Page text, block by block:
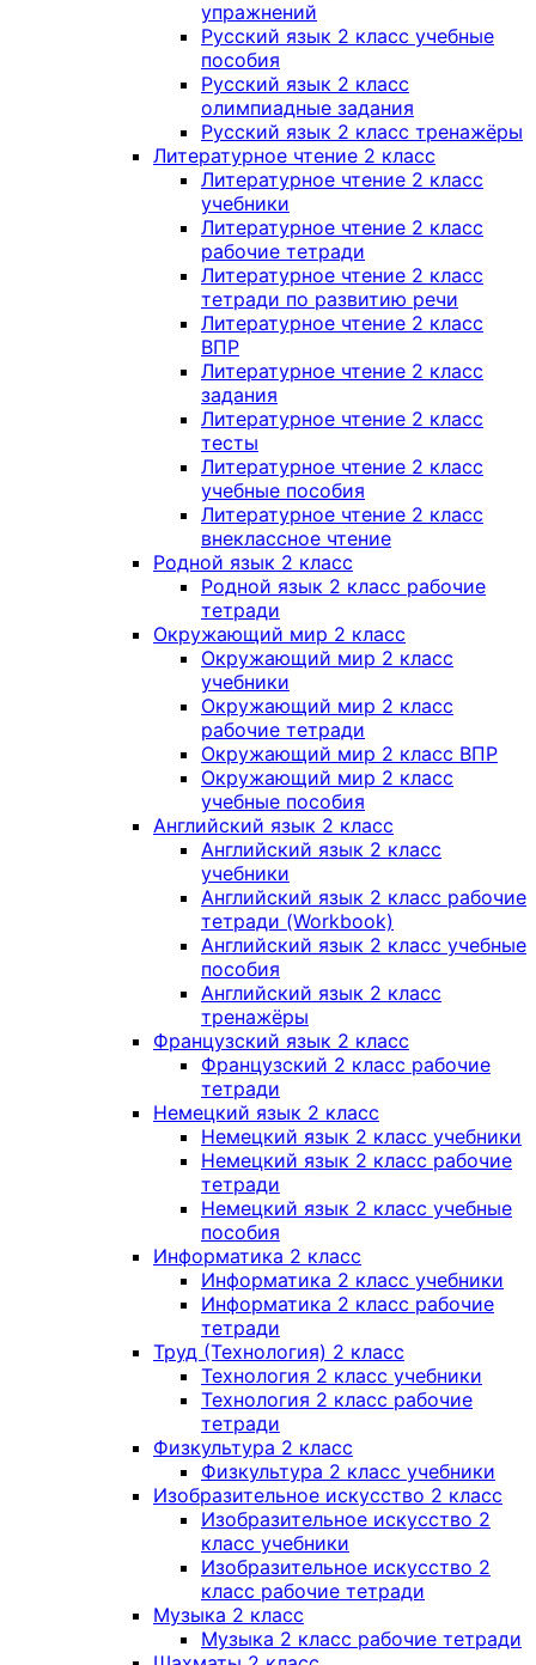
упражнений
Русский язык 2 класс учебные
пособия
Русский язык 2 класс
олимпиадные задания
Русский язык 2 класс тренажёры
Литературное чтение 2 класс
Литературное чтение 2 класс
учебники
Литературное чтение 2 класс
рабочие тетради
Литературное чтение 2 класс
тетради по развитию речи
Литературное чтение 2 класс
ВПР
Литературное чтение 2 класс
задания
Литературное чтение 2 класс
тесты
Литературное чтение 2 класс
учебные пособия
Литературное чтение 2 класс
внеклассное чтение
Родной язык 2 класс
Родной язык 2 класс рабочие
тетради
Окружающий мир 2 класс
Окружающий мир 2 класс
учебники
Окружающий мир 2 класс
рабочие тетради
Окружающий мир 2 класс ВПР
Окружающий мир 2 класс
учебные пособия
Английский язык 2 класс
Английский язык 2 класс
учебники
Английский язык 2 класс рабочие
тетради (Workbook)
Английский язык 2 класс учебные
пособия
Английский язык 2 класс
тренажёры
Французский язык 2 класс
Французский 2 класс рабочие
тетради
Немецкий язык 2 класс
Немецкий язык 2 класс учебники
Немецкий язык 2 класс рабочие
тетради
Немецкий язык 2 класс учебные
пособия
Информатика 2 класс
Информатика 2 класс учебники
Информатика 2 класс рабочие
тетради
Труд (Технология) 2 класс
Технология 2 класс учебники
Технология 2 класс рабочие
тетради
Физкультура 2 класс
Физкультура 2 класс учебники
Изобразительное искусство 2 класс
Изобразительное искусство 2
класс учебники
Изобразительное искусство 2
класс рабочие тетради
Музыка 2 класс
Музыка 2 класс рабочие тетради